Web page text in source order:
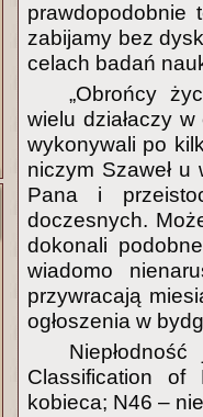
prawdopodobnie
zabijamy bez
celach badań
„Obrońcy
wielu działaczy
wykonywali po
niczym Szaweł u
Pana i
doczesnych.
dokonali
wiadomo
przywracają
ogłoszenia w
Classification of
kobieca; N46 –